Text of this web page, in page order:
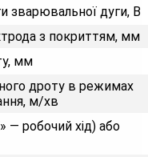
зварювальної дуги, В
з покриттям, мм
мм
дроту в режимах
м/хв
— робочий хід) або